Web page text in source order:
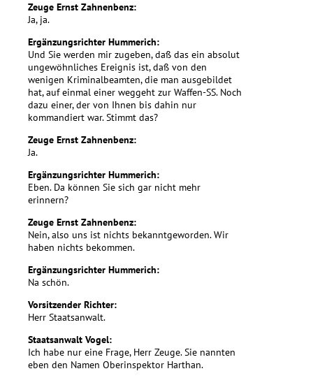
Zeuge Ernst Zahnenbenz:
Ja, ja.
Ergänzungsrichter Hummerich:
Und Sie werden mir zugeben, daß das ein absolut
ungewöhnliches Ereignis ist, daß von den
wenigen Kriminalbeamten, die man ausgebildet
hat, auf einmal einer weggeht zur Waffen-SS. Noch
dazu einer, der von Ihnen bis dahin nur
kommandiert war. Stimmt das?
Zeuge Ernst Zahnenbenz:
Ja.
Ergänzungsrichter Hummerich:
Eben. Da können Sie sich gar nicht mehr
erinnern?
Zeuge Ernst Zahnenbenz:
Nein, also uns ist nichts bekanntgeworden. Wir
haben nichts bekommen.
Ergänzungsrichter Hummerich:
Na schön.
Vorsitzender Richter:
Herr Staatsanwalt.
Staatsanwalt Vogel:
Ich habe nur eine Frage, Herr Zeuge. Sie nannten
eben den Namen Oberinspektor Harthan.